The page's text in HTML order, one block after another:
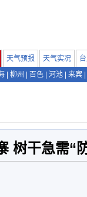
天气预报 天气实况
柳州 百色 河池 来宾
树干急需“